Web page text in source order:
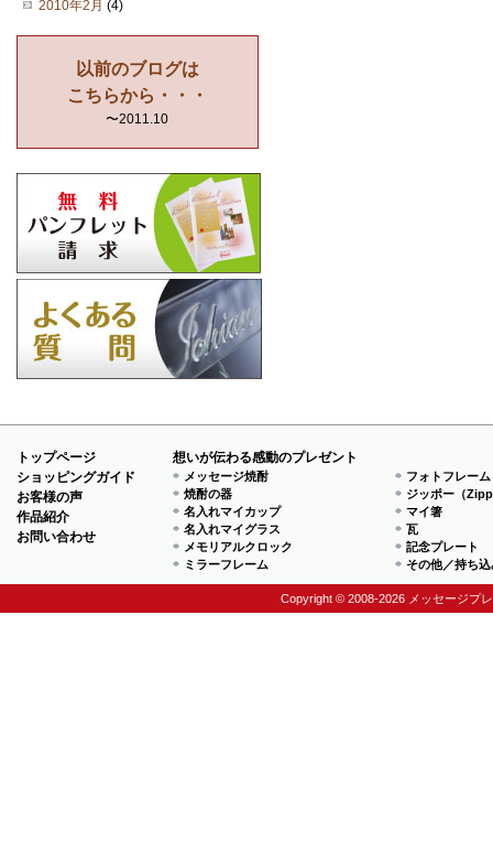
2010年2月 (4)
以前のブログは
こちらから・・・
〜2011.10
トップページ
ショッピングガイド
お客様の声
作品紹介
お問い合わせ
想いが伝わる感動のプレゼント
メッセージ焼酎
焼酎の器
名入れマイカップ
名入れマイグラス
メモリアルクロック
ミラーフレーム
フォトフレーム
ジッポー（
マイ箸
瓦
記念プレート
その他／持ち
Copyright © 2008-2026 メッセージプ